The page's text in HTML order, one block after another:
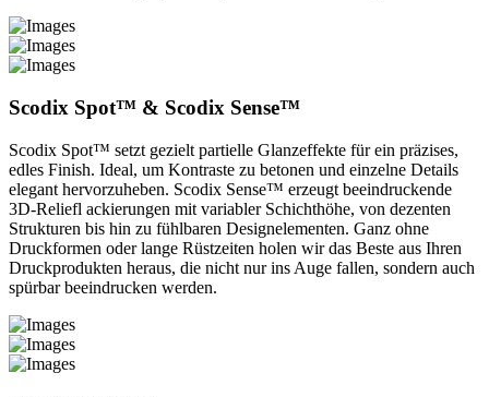
Scodix Spot™ & Scodix Sense™
Scodix Spot™ setzt gezielt partielle Glanzeffekte für ein präzises,
edles Finish. Ideal, um Kontraste zu betonen und einzelne Details
elegant hervorzuheben. Scodix Sense™ erzeugt beeindruckende
3D-Reliefl ackierungen mit variabler Schichthöhe, von dezenten
Strukturen bis hin zu fühlbaren Designelementen. Ganz ohne
Druckformen oder lange Rüstzeiten holen wir das Beste aus Ihren
Druckprodukten heraus, die nicht nur ins Auge fallen, sondern auch
spürbar beeindrucken werden.